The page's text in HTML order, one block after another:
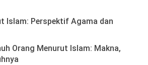
Islam: Perspektif Agama dan
Orang Menurut Islam: Makna,